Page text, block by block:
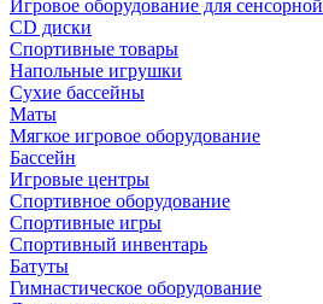
Игровое оборудование для
CD диски
Спортивные товары
Напольные игрушки
Сухие бассейны
Маты
Мягкое игровое оборудование
Бассейн
Игровые центры
Спортивное оборудование
Спортивные игры
Спортивный инвентарь
Батуты
Гимнастическое оборудование